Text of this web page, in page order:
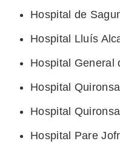
Hospital de
Hospital Lluís
Hospital General
Hospital
Hospital
Hospital Pare